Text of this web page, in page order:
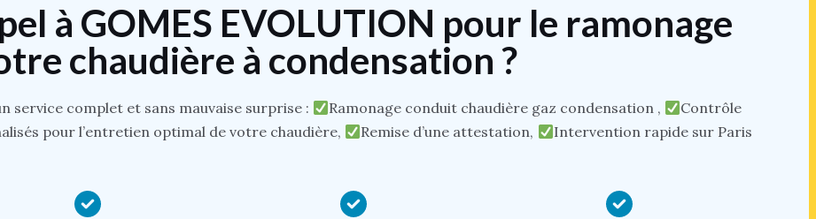
à GOMES EVOLUTION pour le ramonage
chaudière à condensation ?
service complet et sans mauvaise surprise : Ramonage conduit chaudière gaz condensation ,
Contrôle
pour l’entretien optimal de votre chaudière, Remise d’une attestation,
Intervention rapide sur Paris